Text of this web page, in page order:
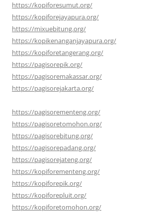
https://kopiforesumut.org/
https://kopiforejayapura.org/
https://mixuebitung.org/
https://kopikenanganjayapura.org/
https://kopiforetangerang.org/
https://pagisorepik.org/
https://pagisoremakassar.org/
https://pagisorejakarta.org/
https://pagisorementeng.org/
https://pagisoretomohon.org/
https://pagisorebitung.org/
https://pagisorepadang.org/
https://pagisorejateng.org/
https://kopiforementeng.org/
https://kopiforepik.org/
https://kopiforepluit.org/
https://kopiforetomohon.org/